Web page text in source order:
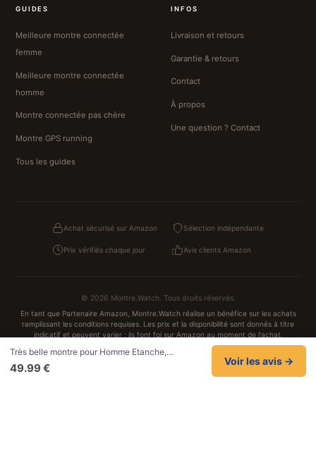
GUIDES
Meilleure montre connectée
femme
Meilleure montre connectée
homme
Montre connectée pas chère
Montre GPS running
Tous les guides
INFOS
Livraison et retours
Garantie & retours
Contact
À propos
Une question ? Contact
Achat sécurisé sur Amazon Sélection indépendante
Prix vérifiés chaque jour Avis clients Amazon
© 2026 Montre.Watch. Tous droits réservés.
En tant que Partenaire Amazon, Montre.Watch réalise un bénéfice sur les achats
remplissant les conditions requises. Les prix et la disponibilité sont donnés à titre
indicatif et peuvent varier ; ils font foi sur Amazon au moment de l'achat.
Achats traités et sécurisés sur Amazon.fr
ConfidentialitéCGVCookies Mentions légales
Très belle montre pour Homme Etanche,…
49.99 €
Voir les avis →